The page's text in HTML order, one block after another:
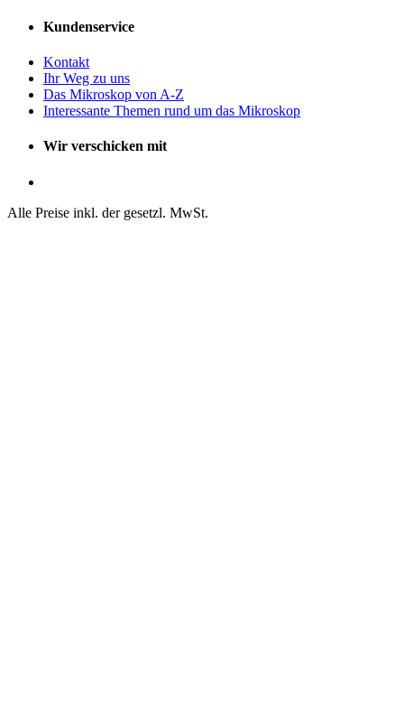
Kundenservice
Kontakt
Ihr Weg zu uns
Das Mikroskop von A-Z
Interessante Themen rund um das Mikroskop
Wir verschicken mit
Alle Preise inkl. der gesetzl. MwSt.